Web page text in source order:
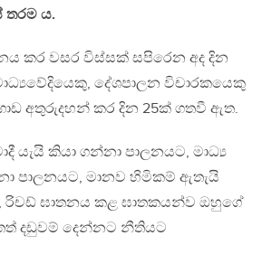
තරම ය.
කර වසර විස්සක් සපිරෙන අද දින
දේශපාලන විචාරකයෙකු
අතුරුදහන් කර දින 25ක් ගතවී ඇත.
යැයි කියා ගන්නා පාලනයට, මාධ්‍ය
පාලනයට, මානව හිමිකම් ඇතැයි
රිචඩ් ඝාතනය කළ ඝාතකයන්ව ඔහුගේ
දඩුවම් දෙන්නට නීතියට